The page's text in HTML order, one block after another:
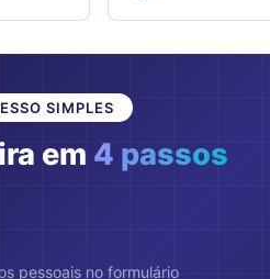
SIMPLES
em 4 passos
pessoais no formulário